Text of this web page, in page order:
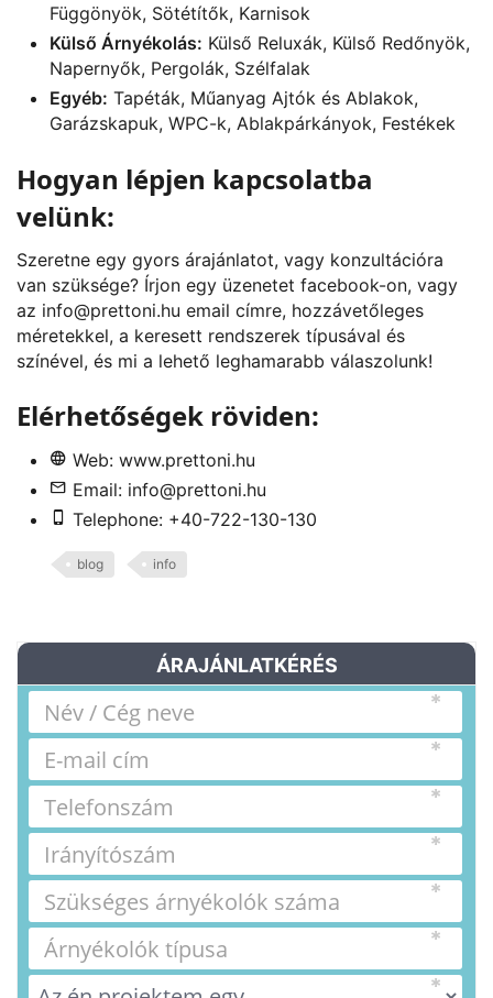
Függönyök, Sötétítők, Karnisok
Külső Árnyékolás: Külső Reluxák, Külső Redőnyök,
Napernyők, Pergolák, Szélfalak
Egyéb: Tapéták, Műanyag Ajtók és Ablakok,
Garázskapuk, WPC-k, Ablakpárkányok, Festékek
Hogyan lépjen kapcsolatba
velünk:
Szeretne egy gyors árajánlatot, vagy konzultációra
van szüksége? Írjon egy üzenetet facebook-on, vagy
az info@prettoni.hu email címre, hozzávetőleges
méretekkel, a keresett rendszerek típusával és
színével, és mi a lehető leghamarabb válaszolunk!
Elérhetőségek röviden:
Web: www.prettoni.hu
Email: info@prettoni.hu
Telephone: +40-722-130-130
blog info
ÁRAJÁNLATKÉRÉS